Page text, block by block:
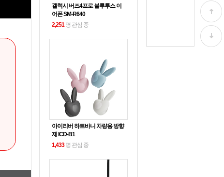
갤럭시 버즈4프로 블루투스 이
어폰 SM-R640
2,251 명 관심 중
아이리버 하트바니 차량용 방향
제 ICD-B1
1,433명 관심 중